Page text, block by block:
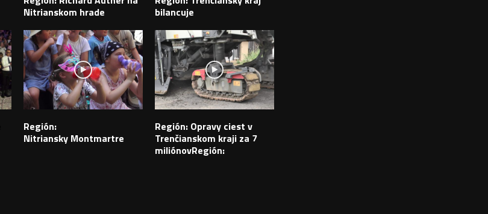
Nitrianskom hrade
bilancuje
Región:
Nitriansky Montmartre
Región: Opravy ciest v
Trenčianskom kraji za 7
miliónovRegión: